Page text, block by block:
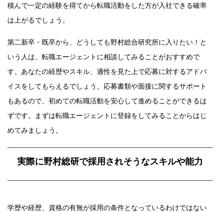
積んで一定の経験を得てから転職活動をした方が入社できる確率
は上がるでしょう。
第二新卒・既卒から、どうしても野村総合研究所に入りたい！と
いう人は、転職エージェントに相談してみることがおすすめで
す。あなたの経歴やスキル、適性を見た上で応募に対するアドバ
イスをしてもらえるでしょう。応募書類や面接に関するサポート
もあるので、初めての転職活動を安心して進めることができるは
ずです。まずは転職エージェントに登録をしてみることからはじ
めてみましょう。
実際に野村総研で採用されそうなスキルや能力
学歴や経歴、資格の有無が採用の条件となっているわけではない